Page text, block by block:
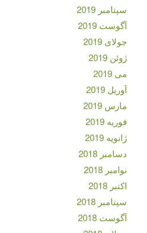
سپتامبر 2019
آگوست 2019
جولای 2019
ژوئن 2019
می 2019
آوریل 2019
مارس 2019
فوریه 2019
ژانویه 2019
دسامبر 2018
نوامبر 2018
اکتبر 2018
سپتامبر 2018
آگوست 2018